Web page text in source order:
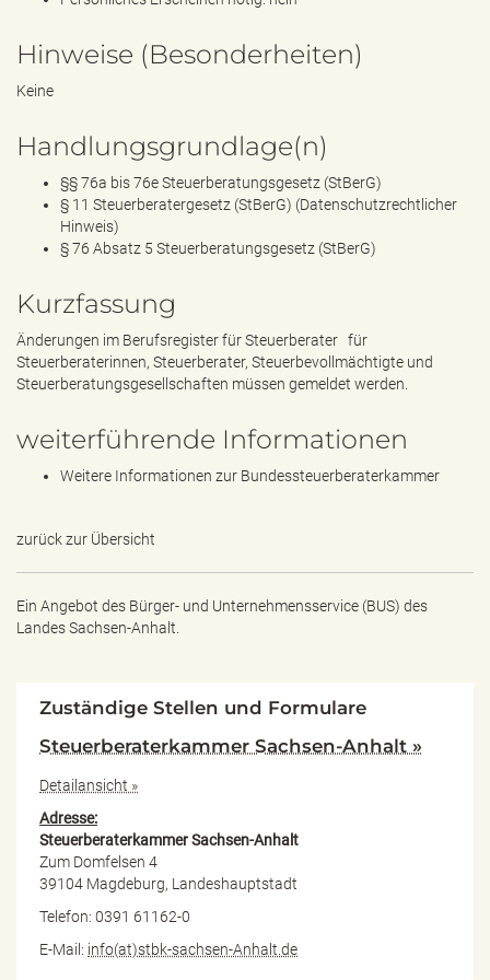
Hinweise (Besonderheiten)
Keine
Handlungsgrundlage(n)
§§ 76a bis 76e Steuerberatungsgesetz (StBerG)
§ 11 Steuerberatergesetz (StBerG) (Datenschutzrechtlicher
Hinweis)
§ 76 Absatz 5 Steuerberatungsgesetz (StBerG)
Kurzfassung
Änderungen im Berufsregister für Steuerberater für
Steuerberaterinnen, Steuerberater, Steuerbevollmächtigte und
Steuerberatungsgesellschaften müssen gemeldet werden.
weiterführende Informationen
Weitere Informationen zur Bundessteuerberaterkammer
zurück zur Übersicht
Ein Angebot des Bürger- und Unternehmensservice (BUS) des
Landes Sachsen-Anhalt.
Zuständige Stellen und Formulare
Steuerberaterkammer Sachsen-Anhalt »
Detailansicht »
Adresse:
Steuerberaterkammer Sachsen-Anhalt
Zum Domfelsen 4
39104 Magdeburg, Landeshauptstadt
Telefon: 0391 61162-0
E-Mail: info(at)stbk-sachsen-Anhalt.de